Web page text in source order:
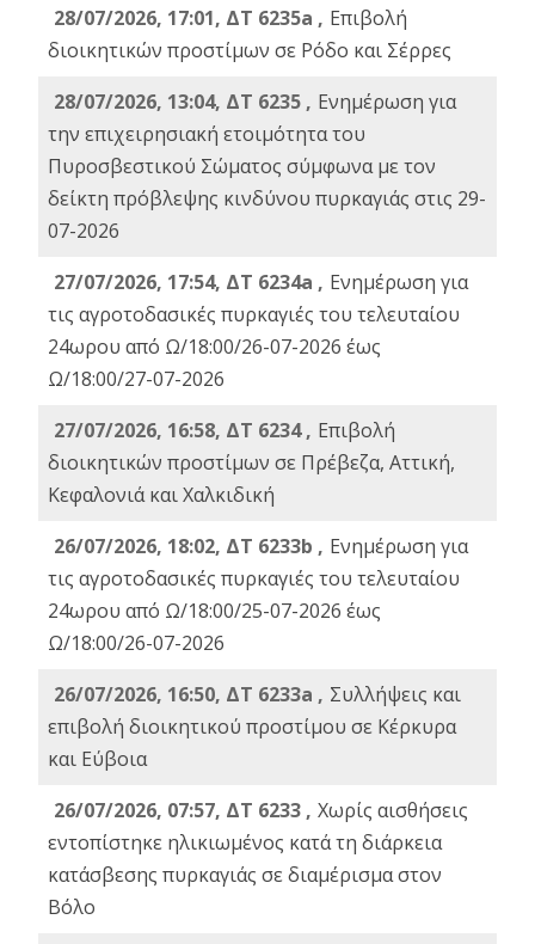
28/07/2026, 17:01, ΔΤ 6235a , Eπιβολή
διοικητικών προστίμων σε Ρόδο και Σέρρες
28/07/2026, 13:04, ΔΤ 6235 , Ενημέρωση για
την επιχειρησιακή ετοιμότητα του
Πυροσβεστικού Σώματος σύμφωνα με τον
δείκτη πρόβλεψης κινδύνου πυρκαγιάς στις 29-
07-2026
27/07/2026, 17:54, ΔΤ 6234a , Ενημέρωση για
τις αγροτοδασικές πυρκαγιές του τελευταίου
24ωρου από Ω/18:00/26-07-2026 έως
Ω/18:00/27-07-2026
27/07/2026, 16:58, ΔΤ 6234 , Eπιβολή
διοικητικών προστίμων σε Πρέβεζα, Αττική,
Κεφαλονιά και Χαλκιδική
26/07/2026, 18:02, ΔΤ 6233b , Ενημέρωση για
τις αγροτοδασικές πυρκαγιές του τελευταίου
24ωρου από Ω/18:00/25-07-2026 έως
Ω/18:00/26-07-2026
26/07/2026, 16:50, ΔΤ 6233a , Συλλήψεις και
επιβολή διοικητικού προστίμου σε Κέρκυρα
και Εύβοια
26/07/2026, 07:57, ΔΤ 6233 , Χωρίς αισθήσεις
εντοπίστηκε ηλικιωμένος κατά τη διάρκεια
κατάσβεσης πυρκαγιάς σε διαμέρισμα στον
Βόλο